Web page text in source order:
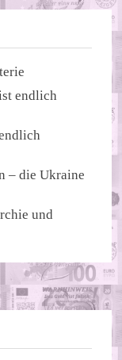
endlich
– die Ukraine
und